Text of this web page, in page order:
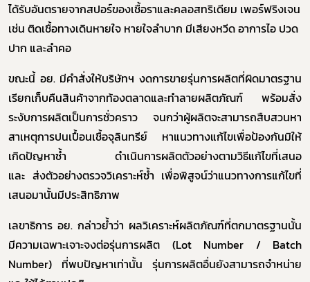
ได้รับอันตรายจากสปอร์ของเชื้อราและคลอสทริเดียม เพอร์ฟริงเจน
เช่น ติดเชื้อทางเดินหายใจ หายใจลำบาก มีเสียงหวีด อาการไอ ปวด
ปาก และลำคอ
ขณะนี้ อย. มีคำสั่งให้บริษัทฯ งดการขายรุ่นการผลิตที่ผิดมาตรฐาน
เรียกเก็บคืนสินค้าจากท้องตลาดและทำลายผลิตภัณฑ์ พร้อมสั่ง
ระงับการผลิตเป็นการชั่วคราว จนกว่าผู้ผลิตจะสามารถสืบสวนหา
สาเหตุการปนเปื้อนเชื้อจุลินทรีย์ หาแนวทางแก้ไขเพื่อป้องกันมิให้
เกิดปัญหาซ้ำ ดำเนินการผลิตตัวอย่างตามวิธีแก้ไขที่เสนอ
และ ส่งตัวอย่างตรวจวิเคราะห์ซ้ำ เพื่อพิสูจน์ว่าแนวทางการแก้ไขที่
เสนอมานั้นมีประสิทธิภาพ
เลขาธิการ อย. กล่าวย้ำว่า ผลวิเคราะห์ผลิตภัณฑ์ที่ตกมาตรฐานนั้น
มีความเฉพาะเจาะจงต่อรุ่นการผลิต (Lot Number / Batch
Number) ที่พบปัญหาเท่านั้น รุ่นการผลิตอื่นยังสามารถจำหน่าย
Subscribe
เลือกหัวข้อที่ท่านต้องการ Subscribe